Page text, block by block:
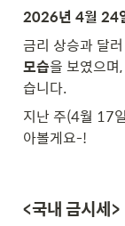
2026년 4월 24
금리 상승과 달
모습을 보였으며
습니다.
지난 주(4월 17
아볼게요-!
<국내 금시세>